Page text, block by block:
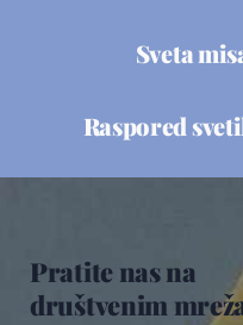
Sveta
Raspored
Pratite nas na
društvenim